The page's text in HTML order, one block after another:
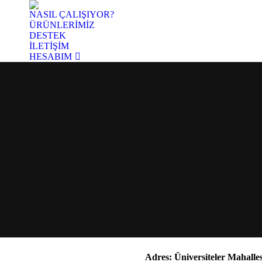
NASIL ÇALIŞIYOR?
ÜRÜNLERİMİZ
DESTEK
İLETİŞİM
HESABIM
Adres: Üniversiteler